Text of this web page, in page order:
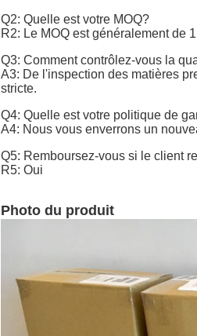
Q2: Quelle est votre MOQ?
R2: Le MOQ est généralement de
Q3: Comment contrôlez-vous la
A3: De l'inspection des matières
stricte.
Q4: Quelle est votre politique de
A4: Nous vous enverrons un
Q5: Remboursez-vous si le client
R5: Oui
Photo du produit